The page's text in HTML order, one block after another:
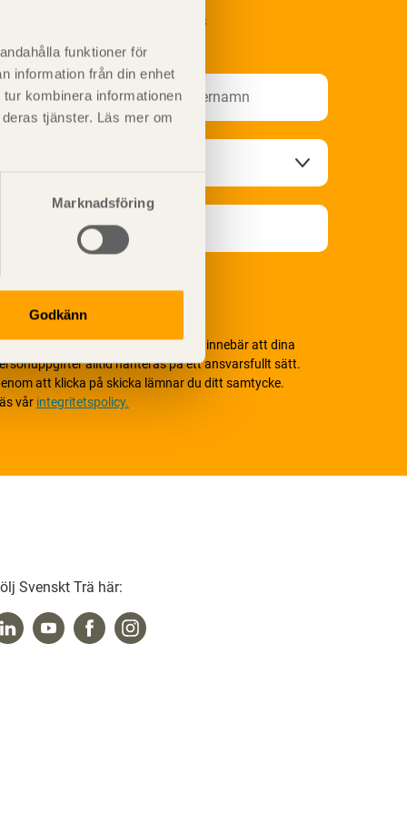
funktioner för
information från din enhet
kombinera informationen
tjänster. Läs mer om
Marknadsföring
Godkänn
på Svenskt Träs
värnar om personlig integritet vilket innebär att dina
alltid hanteras på ett ansvarsfullt sätt.
att klicka på skicka lämnar du ditt samtycke.
vår integritetspolicy.
Svenskt Trä här: